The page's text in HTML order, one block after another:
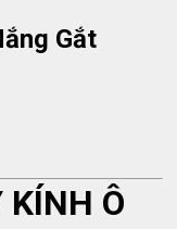
Gắt
KÍNH Ô